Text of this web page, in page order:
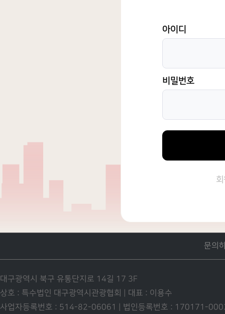
아이디
비밀번호
문의
대구광역시 북구 유통단지로 14길 17 3F
상호 : 특수법인 대구광역시관광협회 | 대표 : 이용수
사업자등록번호 : 514-82-06061 | 법인등록번호 : 170171-